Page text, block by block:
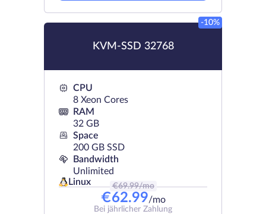
KVM-SSD 32768
-10%
CPU
8 Xeon Cores
RAM
32 GB
Space
200 GB SSD
Bandwidth
Unlimited
Linux
€69.99/mo
€62.99/mo
Bei jährlicher Zahlung